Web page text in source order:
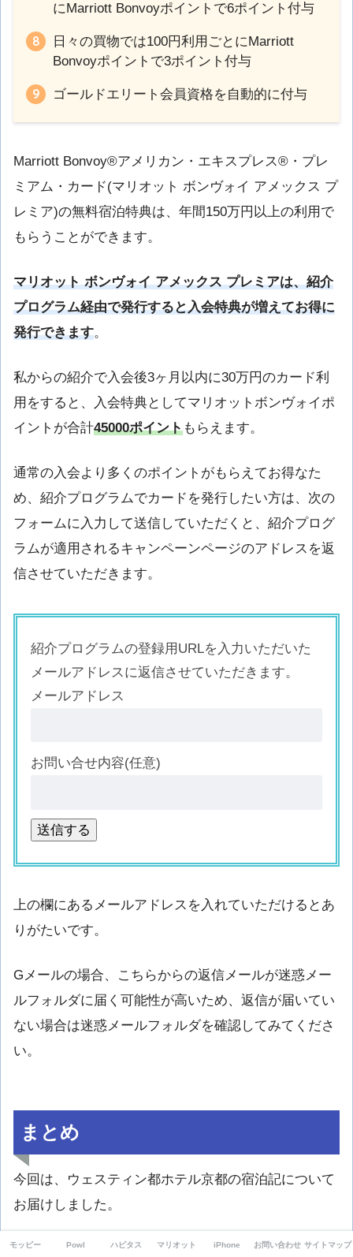
にMarriott Bonvoyポイントで6ポイント付与
日々の買物では100円利用ごとにMarriott
Bonvoyポイントで3ポイント付与
ゴールドエリート会員資格を自動的に付与
Marriott Bonvoy®アメリカン・エキスプレス®・プレ
ミアム・カード(マリオット ボンヴォイ アメックス プ
レミア)の無料宿泊特典は、年間150万円以上の利用で
もらうことができます。
マリオット ボンヴォイ アメックス プレミアは、紹介
プログラム経由で発行すると入会特典が増えてお得に
発行できます。
私からの紹介で入会後3ヶ月以内に30万円のカード利
用をすると、入会特典としてマリオットボンヴォイポ
イントが合計45000ポイントもらえます。
通常の入会より多くのポイントがもらえてお得なた
め、紹介プログラムでカードを発行したい方は、次の
フォームに入力して送信していただくと、紹介プログ
ラムが適用されるキャンペーンページのアドレスを返
信させていただきます。
紹介プログラムの登録用URLを入力いただいた
メールアドレスに返信させていただきます。
メールアドレス
お問い合せ内容(任意)
上の欄にあるメールアドレスを入れていただけるとあ
りがたいです。
Gメールの場合、こちらからの返信メールが迷惑メー
ルフォルダに届く可能性が高いため、返信が届いてい
ない場合は迷惑メールフォルダを確認してみてくださ
い。
まとめ
今回は、ウェスティン都ホテル京都の宿泊記について
お届けしました。
SPGアメックスの無料宿泊特典で、初めて「ウェステ
モッピー Powl ハピタス マリオット iPhone お問い合わせ サイトマップ